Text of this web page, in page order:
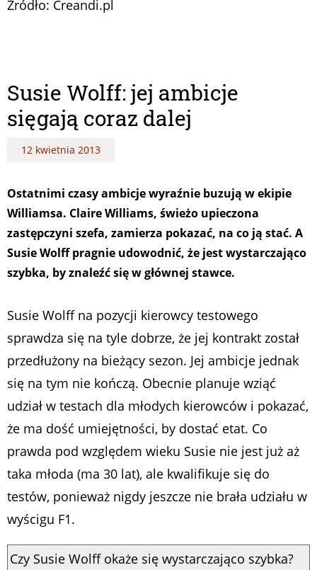
Źródło: Creandi.pl
Susie Wolff: jej ambicje
sięgają coraz dalej
12 kwietnia 2013
Ostatnimi czasy ambicje wyraźnie buzują w ekipie
Williamsa. Claire Williams, świeżo upieczona
zastępczyni szefa, zamierza pokazać, na co ją stać. A
Susie Wolff pragnie udowodnić, że jest wystarczająco
szybka, by znaleźć się w głównej stawce.
Susie Wolff na pozycji kierowcy testowego
sprawdza się na tyle dobrze, że jej kontrakt został
przedłużony na bieżący sezon. Jej ambicje jednak
się na tym nie kończą. Obecnie planuje wziąć
udział w testach dla młodych kierowców i pokazać,
że ma dość umiejętności, by dostać etat. Co
prawda pod względem wieku Susie nie jest już aż
taka młoda (ma 30 lat), ale kwalifikuje się do
testów, ponieważ nigdy jeszcze nie brała udziału w
wyścigu F1.
Czy Susie Wolff okaże się wystarczająco szybka?